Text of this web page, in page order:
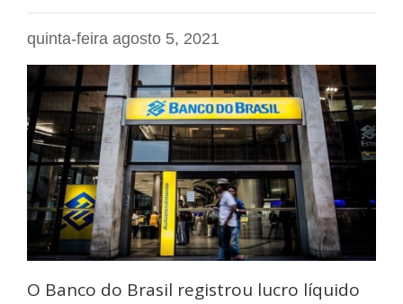
quinta-feira agosto 5, 2021
O Banco do Brasil registrou lucro líquido